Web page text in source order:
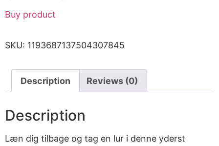
Buy product
SKU: 1193687137504307845
Description Reviews (0)
Description
Læn dig tilbage og tag en lur i denne yderst